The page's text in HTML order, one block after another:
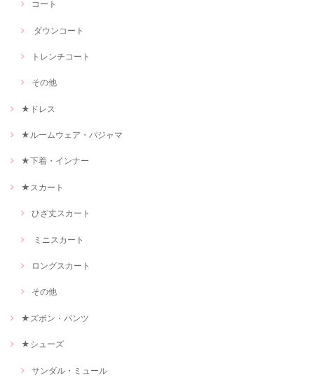
コート
ダウンコート
トレンチコート
その他
★ドレス
★ルームウェア・パジャマ
★下着・インナー
★スカート
ひざ丈スカート
ミニスカート
ロングスカート
その他
★ズボン・パンツ
★シューズ
サンダル・ミュール